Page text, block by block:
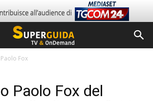
Fox
Paolo Fox del